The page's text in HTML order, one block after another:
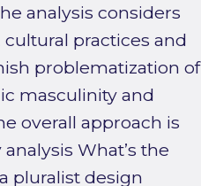
analysis considers
practices and
problematization of
masculinity and
overall approach is
What’s the
pluralist design